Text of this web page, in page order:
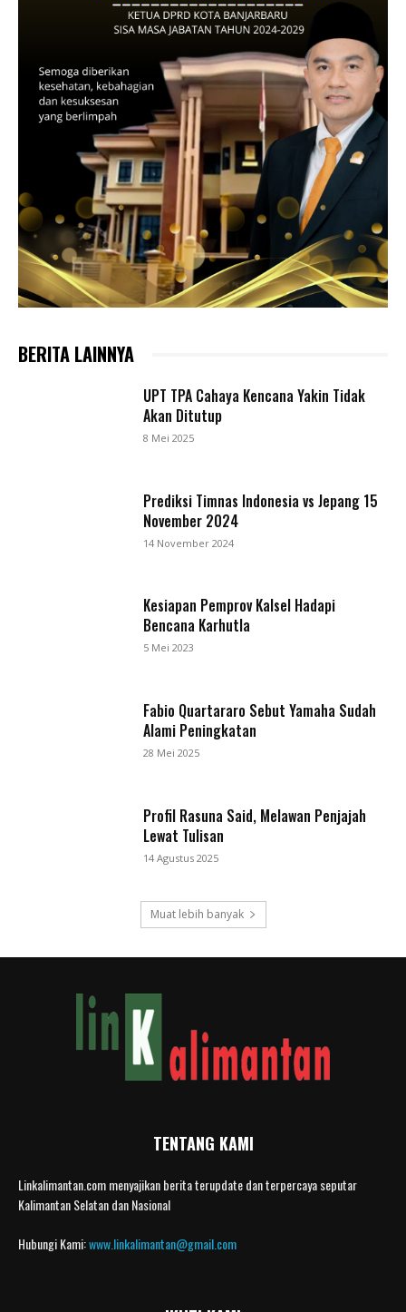
BERITA LAINNYA
UPT TPA Cahaya Kencana Yakin Tidak
Akan Ditutup
8 Mei 2025
Prediksi Timnas Indonesia vs Jepang 15
November 2024
14 November 2024
Kesiapan Pemprov Kalsel Hadapi
Bencana Karhutla
5 Mei 2023
Fabio Quartararo Sebut Yamaha Sudah
Alami Peningkatan
28 Mei 2025
Profil Rasuna Said, Melawan Penjajah
Lewat Tulisan
14 Agustus 2025
Muat lebih banyak
TENTANG KAMI
Linkalimantan.com menyajikan berita terupdate dan terpercaya seputar
Kalimantan Selatan dan Nasional
Hubungi Kami:www.linkalimantan@gmail.com